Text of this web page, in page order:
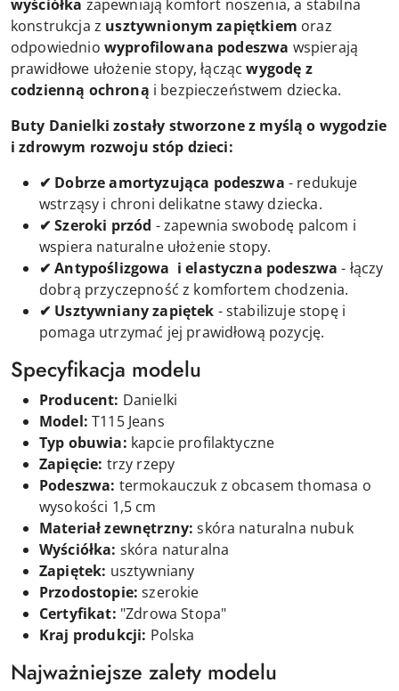
wyściółka zapewniają komfort noszenia, a stabilna
konstrukcja z usztywnionym zapiętkiem oraz
odpowiednio wyprofilowana podeszwa wspierają
prawidłowe ułożenie stopy, łączącwygodę z
codzienną ochroną i bezpieczeństwem dziecka.
Buty Danielki zostały stworzone z myślą o wygodzie
i zdrowym rozwoju stóp dzieci:
✔ Dobrze amortyzująca podeszwa - redukuje
wstrząsy i chroni delikatne stawy dziecka.
✔ Szeroki przód - zapewnia swobodę palcom i
wspiera naturalne ułożenie stopy.
✔ Antypoślizgowa i elastyczna podeszwa - łączy
dobrą przyczepność z komfortem chodzenia.
✔ Usztywniany zapiętek - stabilizuje stopę i
pomaga utrzymać jej prawidłową pozycję.
Specyfikacja modelu
Producent: Danielki
Model: T115 Jeans
Typ obuwia: kapcie profilaktyczne
Zapięcie: trzy rzepy
Podeszwa: termokauczuk z obcasem thomasa o
wysokości 1,5 cm
Materiał zewnętrzny: skóra naturalna nubuk
Wyściółka: skóra naturalna
Zapiętek: usztywniany
Przodostopie: szerokie
Certyfikat: "Zdrowa Stopa"
Kraj produkcji: Polska
Najważniejsze zalety modelu